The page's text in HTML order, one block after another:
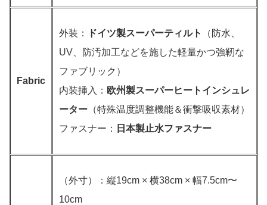
Fabric
外装： ドイツ製スーパーティルト
（防水、
UV、防汚加工などを施した軽量かつ強靭な
ファブリック）
内装挿入： 欧州製スーパーヒートインシュレ
ーター （特殊温度調整機能＆衝撃吸収素材）
ファスナー：
日本製止水ファスナー
（外寸）：縦19cm × 横38cm × 幅7.5cm〜
10cm